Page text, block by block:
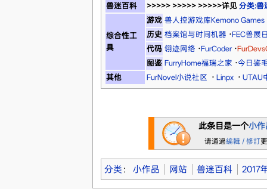
兽迷百科
>>>>> >>>>> >>>>>详见 分类:兽
综合性工
具
游戏 兽人控游戏库Kemono Games
历史 档案馆与时间机器 ·FEC兽展
代码 翎迹网络 ·FurCoder·
图鉴 FurryHome福瑞之家 ·今日鉴
其他
FurNovel小说社区 · Linpx · UTAU
此条目是一个小作
请通過編輯 / 修訂
分类 ： 小作品 网站 兽迷百科 2017